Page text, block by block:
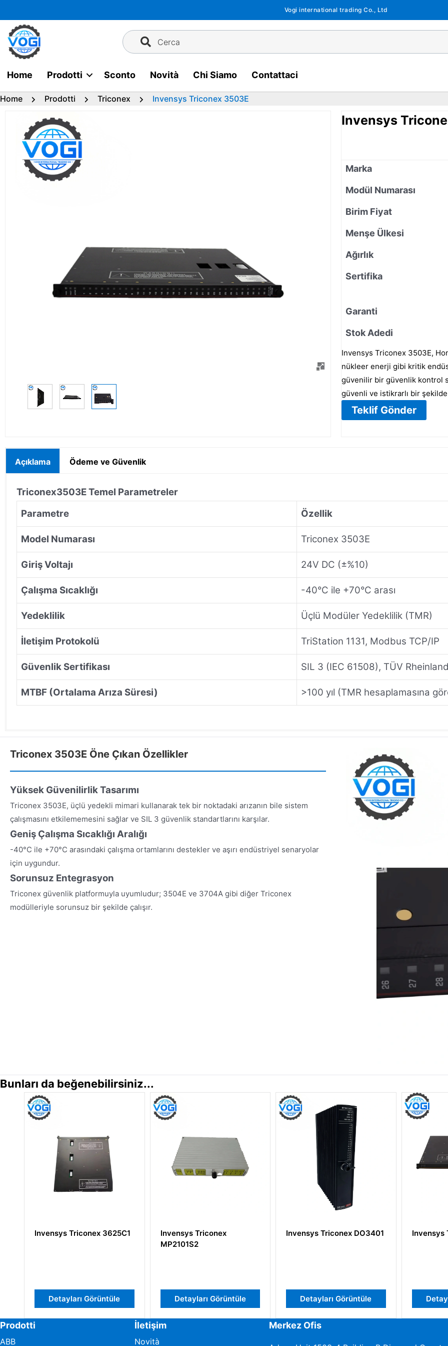
al
contenuto
Vogi international trading Co., Ltd
Cerca
Home Prodotti Sconto Novità Chi Siamo Contattaci
Home Prodotti Triconex Invensys Triconex 3503E
Invensys
Marka
Modül Numarası
Birim Fiyat
Menşe Ülkesi
Ağırlık
Sertifika
Garanti
Stok Adedi
Invensys Triconex 3503E,
nükleer enerji gibi kritik
güvenilir bir güvenlik kontrol
güvenli ve istikrarlı bir şekilde
Teklif Gönder
Açıklama Ödeme ve Güvenlik
Triconex3503ETemel Parametreler
Parametre
Özellik
Model Numarası Triconex 3503E
Giriş Voltajı 24V DC (±%10)
Çalışma Sıcaklığı -40°C ile +70°C arası
Yedeklilik Üçlü Modüler Yedeklilik (TMR)
İletişim Protokolü TriStation 1131, Modbus TCP/IP
Güvenlik Sertifikası SIL 3 (IEC 61508), TÜV
MTBF (Ortalama Arıza Süresi) >100 yıl (TMR hesaplamasına
Triconex 3503E Öne Çıkan Özellikler
Yüksek Güvenilirlik Tasarımı
Triconex 3503E, üçlü yedekli mimari kullanarak tek bir noktadaki arızanın bile sistem
çalışmasını etkilememesini sağlar ve SIL 3 güvenlik standartlarını karşılar.
Geniş Çalışma Sıcaklığı Aralığı
-40°C ile +70°C arasındaki çalışma ortamlarını destekler ve aşırı endüstriyel senaryolar
için uygundur.
Sorunsuz Entegrasyon
Triconex güvenlik platformuyla uyumludur; 3504E ve 3704A gibi diğer Triconex
modülleriyle sorunsuz bir şekilde çalışır.
Bunları da beğenebilirsiniz...
Invensys Triconex 3625C1
Detayları Görüntüle
Invensys Triconex
MP2101S2
Detayları Görüntüle
Invensys Triconex DO3401
Detayları Görüntüle
Invensys
Prodotti
ABB
İletişim
Novità
Merkez Ofis